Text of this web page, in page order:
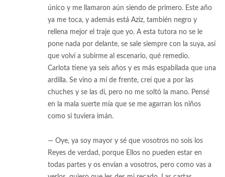
único y me llamaron aún siendo de primero. Este año
ya me toca, y además está Aziz, también negro y
rellena mejor el traje que yo. A esta tutora no se le
pone nada por delante, se sale siempre con la suya, así
que volví a subirme al escenario, qué remedio.
Carlota tiene ya seis años y es más espabilada que una
ardilla. Se vino a mí de frente, creí que a por las
chuches y se las di, pero no me soltó la mano. Pensé
en la mala suerte mía que se me agarran los niños
como si tuviera imán.
— Oye, ya soy mayor y sé que vosotros no sois los
Reyes de verdad, porque Ellos no pueden estar en
todas partes y os envían a vosotros, pero como vas a